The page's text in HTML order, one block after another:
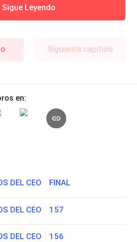
Sigue Leyendo
Siguiente capítulo
en:
DEL CEO FINAL
DEL CEO 157
DEL CEO 156